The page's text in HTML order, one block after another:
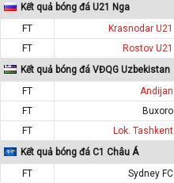
Kết quả bóng đá U21 Nga
FT
Krasnodar U21
FT
Rostov U21
Kết quả bóng đá VĐQG Uzbekistan
FT
Andijan
FT
Buxoro
FT
Lok. Tashkent
Kết quả bóng đá C1 Châu Á
FT
Sydney FC